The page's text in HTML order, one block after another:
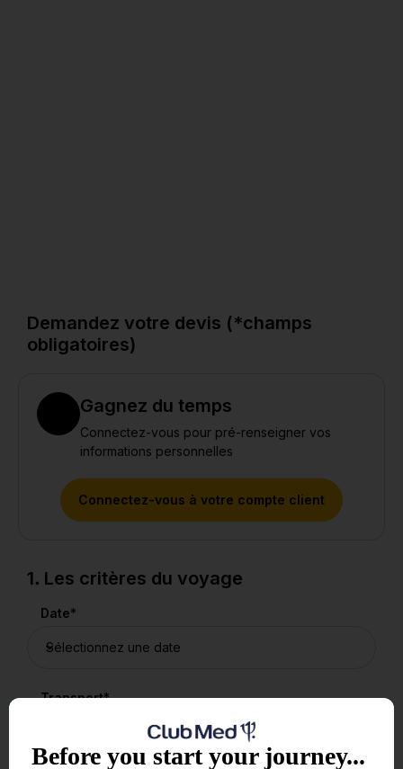
Before you start your journey...
Demandez votre devis (*champs
obligatoires)
Gagnez du temps
Connectez-vous pour pré-renseigner vos
informations personnelles
Connectez-vous à votre compte client
1. Les critères du voyage
Date*
Transport*